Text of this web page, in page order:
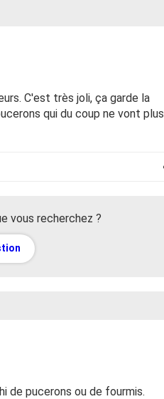
C'est très joli, ça garde la
qui du coup ne vont plus
vous recherchez ?
de pucerons ou de fourmis.